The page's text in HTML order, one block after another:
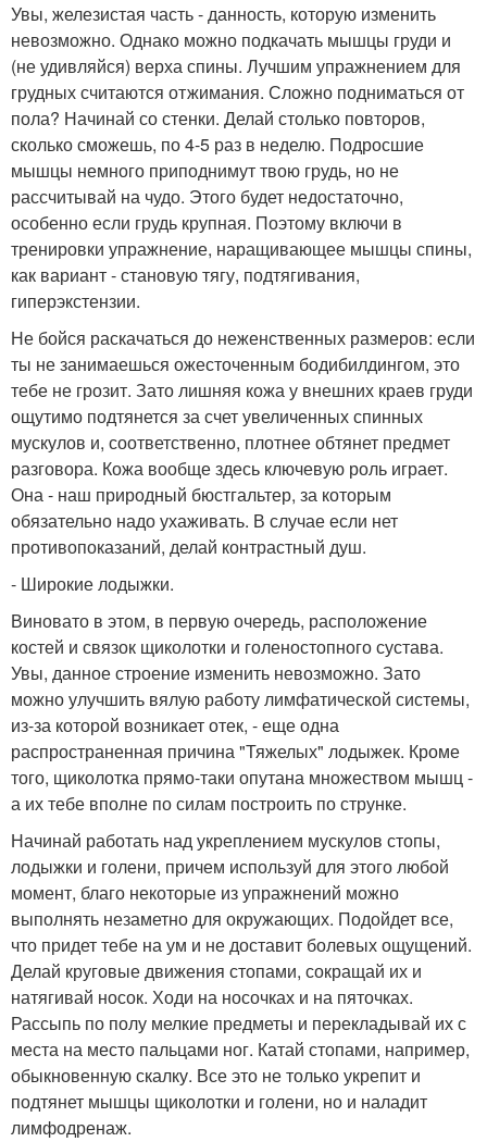
Увы, железистая часть - данность, которую изменить
невозможно. Однако можно подкачать мышцы груди и
(не удивляйся) верха спины. Лучшим упражнением для
грудных считаются отжимания. Сложно подниматься от
пола? Начинай со стенки. Делай столько повторов,
сколько сможешь, по 4-5 раз в неделю. Подросшие
мышцы немного приподнимут твою грудь, но не
рассчитывай на чудо. Этого будет недостаточно,
особенно если грудь крупная. Поэтому включи в
тренировки упражнение, наращивающее мышцы спины,
как вариант - становую тягу, подтягивания,
гиперэкстензии.
Не бойся раскачаться до неженственных размеров: если
ты не занимаешься ожесточенным бодибилдингом, это
тебе не грозит. Зато лишняя кожа у внешних краев груди
ощутимо подтянется за счет увеличенных спинных
мускулов и, соответственно, плотнее обтянет предмет
разговора. Кожа вообще здесь ключевую роль играет.
Она - наш природный бюстгальтер, за которым
обязательно надо ухаживать. В случае если нет
противопоказаний, делай контрастный душ.
- Широкие лодыжки.
Виновато в этом, в первую очередь, расположение
костей и связок щиколотки и голеностопного сустава.
Увы, данное строение изменить невозможно. Зато
можно улучшить вялую работу лимфатической системы,
из-за которой возникает отек, - еще одна
распространенная причина "Тяжелых" лодыжек. Кроме
того, щиколотка прямо-таки опутана множеством мышц -
а их тебе вполне по силам построить по струнке.
Начинай работать над укреплением мускулов стопы,
лодыжки и голени, причем используй для этого любой
момент, благо некоторые из упражнений можно
выполнять незаметно для окружающих. Подойдет все,
что придет тебе на ум и не доставит болевых ощущений.
Делай круговые движения стопами, сокращай их и
натягивай носок. Ходи на носочках и на пяточках.
Рассыпь по полу мелкие предметы и перекладывай их с
места на место пальцами ног. Катай стопами, например,
обыкновенную скалку. Все это не только укрепит и
подтянет мышцы щиколотки и голени, но и наладит
лимфодренаж.